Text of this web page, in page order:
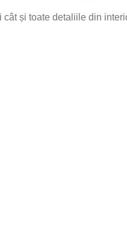
și toate detaliile din